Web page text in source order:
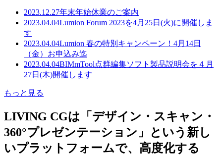
2023.12.27年末年始休業のご案内
2023.04.04Lumion Forum 2023を4月25日(火)に開催しま
す
2023.04.04Lumion 春の特別キャンペーン！4月14日
（金）お申込み迄
2023.04.04BIMmTool点群編集ソフト製品説明会を４月
27日(木)開催します
もっと見る
LIVING CGは「デザイン・スキャン・
360°プレゼンテーション」という新し
いプラットフォームで、高度化する